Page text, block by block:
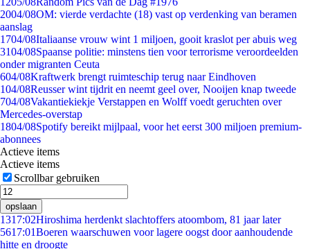
2004/08OM: vierde verdachte (18) vast op verdenking van beramen
aanslag
1704/08Italiaanse vrouw wint 1 miljoen, gooit kraslot per abuis weg
3104/08Spaanse politie: minstens tien voor terrorisme veroordeelden
onder migranten Ceuta
604/08Kraftwerk brengt ruimteschip terug naar Eindhoven
104/08Reusser wint tijdrit en neemt geel over, Nooijen knap tweede
704/08Vakantiekiekje Verstappen en Wolff voedt geruchten over
Mercedes-overstap
1804/08Spotify bereikt mijlpaal, voor het eerst 300 miljoen premium-
abonnees
Actieve items
Actieve items
Scrollbar gebruiken
opslaan
1317:02Hiroshima herdenkt slachtoffers atoombom, 81 jaar later
5617:01Boeren waarschuwen voor lagere oogst door aanhoudende
hitte en droogte